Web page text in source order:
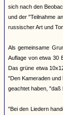
sich nach den
und der "Teilnahme
russischer Art und
Als gemeinsame
Auflage von etwa 30
Das grüne etwa
"Den Kameraden
geachtet haben, "daß
"Bei den Liedern